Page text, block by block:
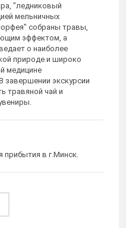
"ледниковый
мельничных
собраны травы,
эффектом, а
о наиболее
природе и широко
медицине
завершении экскурсии
травяной чай и
в г.Минск.